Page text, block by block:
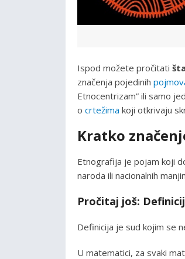
Ispod možete pročitati
značenja pojedinih
Etnocentrizam” ili samo
o crtežima koji otkrivaju
Kratko
Etnografija je pojam koji
naroda ili nacionalnih
Pročitaj još:
Definicija je sud kojim se
U matematici, za svaki